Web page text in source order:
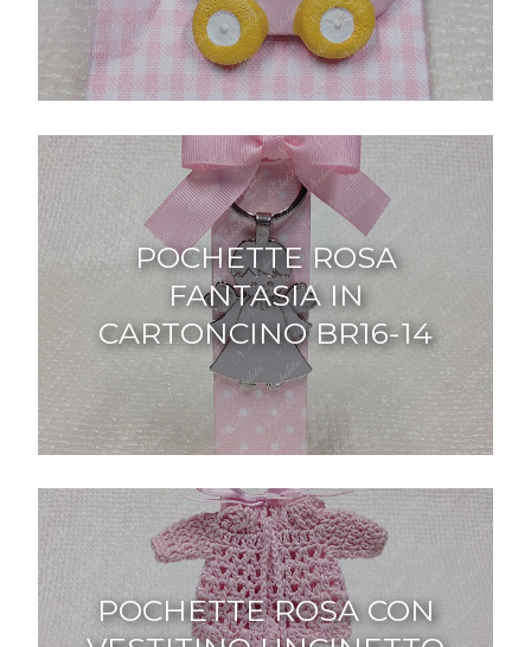
POCHETTE ROSA
FANTASIA IN
CARTONCINO BR16-14
POCHETTE ROSA CON